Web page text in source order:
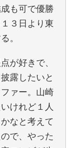
も可で優勝
３日より東
。
が好きで、
露したいと
ァー。山崎
けれど１人
なと考えて
で、やった